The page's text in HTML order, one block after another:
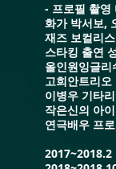
- 프로필 촬영
화가 박서보,
재즈 보컬리
스타킹 출연
올인원잉글
고희안트리오
이병우 기타
작은신의 아
연극배우 프